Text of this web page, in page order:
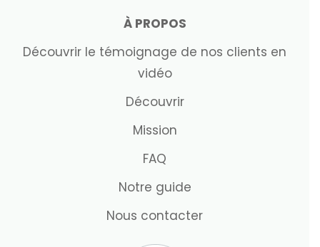
À PROPOS
Découvrir le témoignage de nos clients en
vidéo
Découvrir
Mission
FAQ
Notre guide
Nous contacter